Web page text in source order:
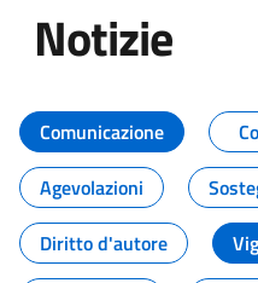
Notizie
Tutti i
Comunicazione
Agevolazioni
Diritto d'autore